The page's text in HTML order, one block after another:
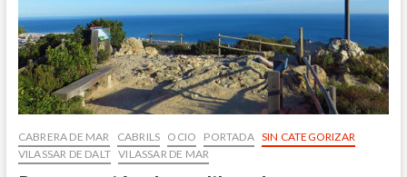
CABRERA DE MAR CABRILS OCIO PORTADA SIN CATEGORIZAR
VILASSAR DE DALT VILASSAR DE MAR